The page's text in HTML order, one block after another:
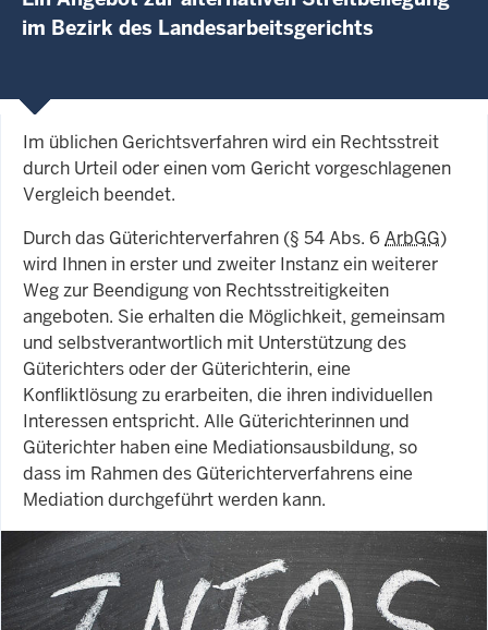
im Bezirk des Landesarbeitsgerichts
Im üblichen Gerichtsverfahren wird ein Rechtsstreit
durch Urteil oder einen vom Gericht vorgeschlagenen
Vergleich beendet.
Durch das Güterichterverfahren (§ 54 Abs. 6ArbGG)
wird Ihnen in erster und zweiter Instanz ein weiterer
Weg zur Beendigung von Rechtsstreitigkeiten
angeboten. Sie erhalten die Möglichkeit, gemeinsam
und selbstverantwortlich mit Unterstützung des
Güterichters oder der Güterichterin, eine
Konfliktlösung zu erarbeiten, die ihren individuellen
Interessen entspricht. Alle Güterichterinnen und
Güterichter haben eine Mediationsausbildung, so
dass im Rahmen des Güterichterverfahrens eine
Mediation durchgeführt werden kann.